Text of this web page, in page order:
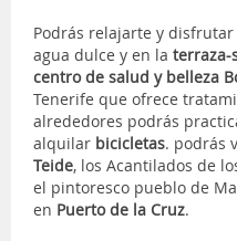
Podrás relajarte y
agua dulce y en la terraza-
centro de salud y belleza
Tenerife que ofrece
alrededores podrás
alquilar bicicletas. podrás
Teide, los Acantilados de
el pintoresco pueblo de
en Puerto de la Cruz.